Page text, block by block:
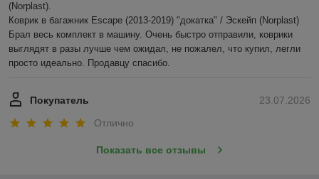
(Norplast).
Коврик в багажник Escape (2013-2019) "докатка" / Эскейп (Norplast)
Брал весь комплект в машину. Очень быстро отправили, коврики
выглядят в разы лучше чем ожидал, не пожалел, что купил, легли
просто идеально. Продавцу спасибо.
23.07.2026
Покупатель
Отлично
Показать все отзывы